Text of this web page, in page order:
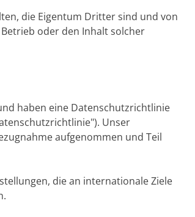
die Eigentum Dritter sind und von
oder den Inhalt solcher
haben eine Datenschutzrichtlinie
Unser
aufgenommen und Teil
die an internationale Ziele